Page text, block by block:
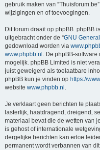
gebruik maken van
wijzigingen en of toevoegingen.
Dit forum draait op phpBB. phpBB
uitgebracht onder de “GNU
gedownload worden via
www.phpbb.nl . De phpBB-
mogelijk. phpBB Limited is niet
juist geweigerd als toelaatbare
phpBB kun je vinden op https://
website www.phpbb.nl .
Je verklaart geen berichten te
lasterlijk, haatdragend, dreigend,
materiaal bevat die de wetten van
is gehost of internationale
dergelijke berichten kan ertoe
permanent wordt verbannen van